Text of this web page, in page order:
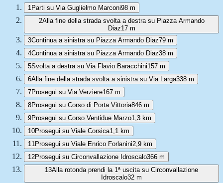
1 Parti su Via Guglielmo Marconi98 m
2Alla fine della strada svolta a destra su Piazza Armando
Diaz17 m
3Continua a sinistra su Piazza Armando Diaz79 m
4Continua a sinistra su Piazza Armando Diaz38 m
5Svolta a destra su Via Flavio Baracchini157 m
6Alla fine della strada svolta a sinistra su Via Larga338 m
7Prosegui su Via Verziere167 m
8Prosegui su Corso di Porta Vittoria846 m
9Prosegui su Corso Ventidue Marzo1,3 km
10Prosegui su Viale Corsica1,1 km
11 Prosegui su Viale Enrico Forlanini2,9 km
12Prosegui su Circonvallazione Idroscalo366 m
13Alla rotonda prendi la 1ª uscita su Circonvallazione
Idroscalo32 m